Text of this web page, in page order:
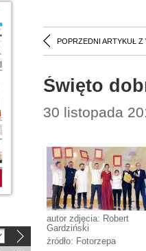
POPRZEDNI ARTYKUŁ Z
Święto
30 listopada
autor zdjęcia: Robert
Gardziński
źródło: Fotorzepa